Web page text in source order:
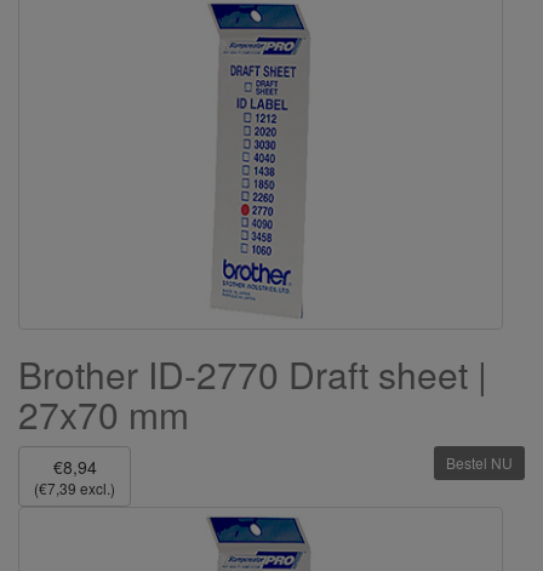
Brother ID-2770 Draft sheet |
27x70 mm
€8,94
(€7,39 excl.)
Bestel NU